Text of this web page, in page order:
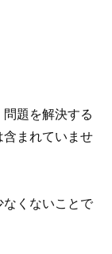
題を解決する
含まれていませ
なくないことで